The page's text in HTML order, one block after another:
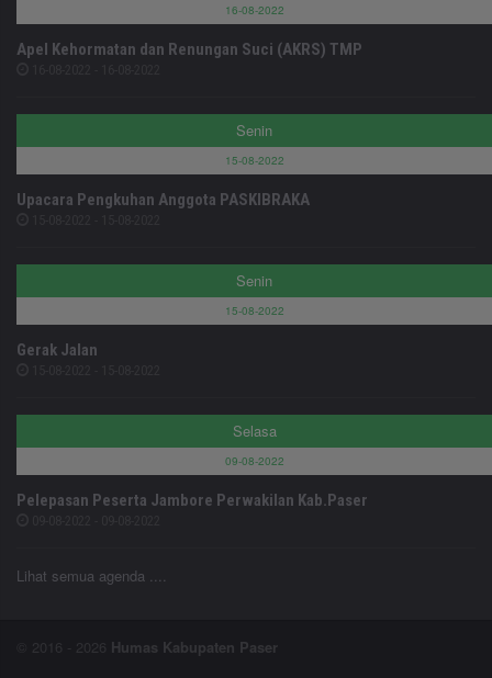
16-08-2022
Apel Kehormatan dan Renungan Suci (AKRS) TMP
Senin
15-08-2022
Upacara Pengkuhan Anggota PASKIBRAKA
Senin
15-08-2022
Gerak Jalan
Selasa
09-08-2022
Pelepasan Peserta Jambore Perwakilan Kab.Paser
Lihat semua agenda ....
© 2016 - 2026 Humas Kabupaten Paser